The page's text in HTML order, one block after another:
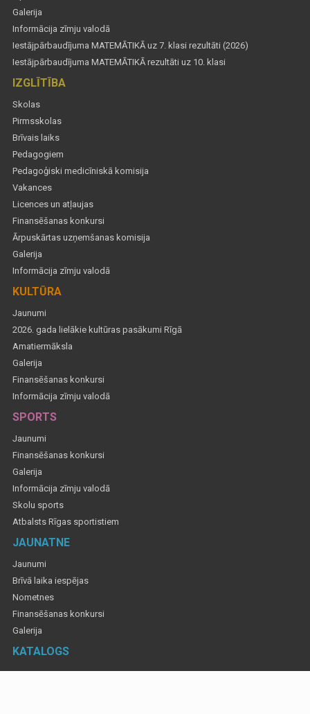
Galerija
Informācija zīmju valodā
Iestājpārbaudījuma MATEMĀTIKĀ uz 7. klasi rezultāti (2026)
Iestājpārbaudījuma MATEMĀTIKĀ rezultāti uz 10. klasi
IZGLĪTĪBA
Skolas
Pirmsskolas
Brīvais laiks
Pedagogiem
Pedagoģiski medicīniskā komisija
Vakances
Licences un atļaujas
Finansēšanas konkursi
Ārpuskārtas uzņemšanas komisija
Galerija
Informācija zīmju valodā
KULTŪRA
Jaunumi
2026. gada lielākie kultūras pasākumi Rīgā
Amatiermāksla
Galerija
Finansēšanas konkursi
Informācija zīmju valodā
SPORTS
Jaunumi
Finansēšanas konkursi
Galerija
Informācija zīmju valodā
Skolu sports
Atbalsts Rīgas sportistiem
JAUNATNE
Jaunumi
Brīvā laika iespējas
Nometnes
Finansēšanas konkursi
Galerija
KATALOGS